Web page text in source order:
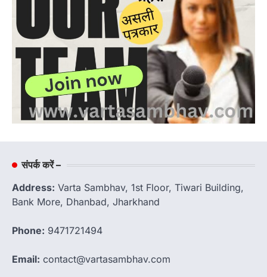
संपर्क करें –
Address: Varta Sambhav, 1st Floor, Tiwari Building,
Bank More, Dhanbad, Jharkhand
Phone: 9471721494
Email: contact@vartasambhav.com